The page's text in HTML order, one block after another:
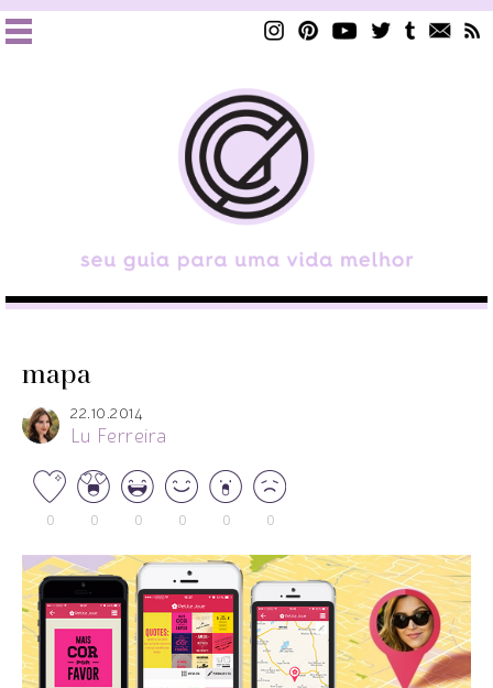
mapa
22.10.2014
Lu Ferreira
0 0 0 0 0 0